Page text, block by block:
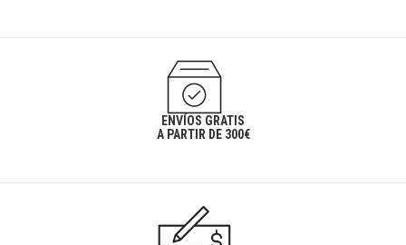
ENVÍOS GRATIS
A PARTIR DE 300€